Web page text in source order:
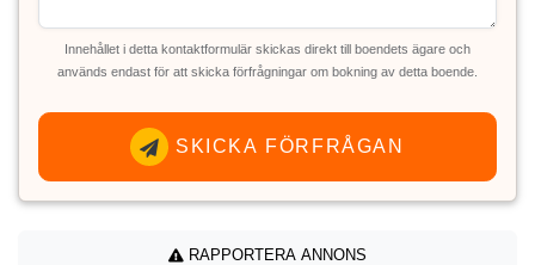
Innehållet i detta kontaktformulär skickas direkt till boendets ägare och
används endast för att skicka förfrågningar om bokning av detta boende.
SKICKA FÖRFRÅGAN
RAPPORTERA ANNONS